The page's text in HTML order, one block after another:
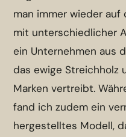
man immer wieder auf
mit unterschiedlicher
ein Unternehmen aus
das ewige Streichholz
Marken vertreibt.
fand ich zudem ein
hergestelltes Modell,